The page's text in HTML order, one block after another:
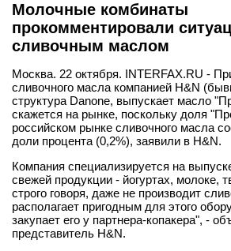
Молочные комбинаты
прокомментировали
сливочным маслом
Москва. 22 октября. INTERFAX.RU -
сливочного масла компанией H&N
структура Danone, выпускает масло
скажется на рынке, поскольку доля
российском рынке сливочного масла
доли процента (0,2%), заявили в H&N.
Компания специализируется на
свежей продукции - йогуртах, молоке,
строго говоря, даже не производит
располагает пригодным для этого
закупает его у партнера-копакера", -
представитель H&N.